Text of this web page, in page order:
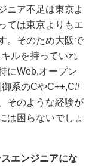
ニア不足は東京よ
ては東京よりもエ
。そのため大阪で
ルを持っていれ
にWeb,オープン
系のCやC++,C#
そのような経験が
は困らないでしょ
エンジニアにな